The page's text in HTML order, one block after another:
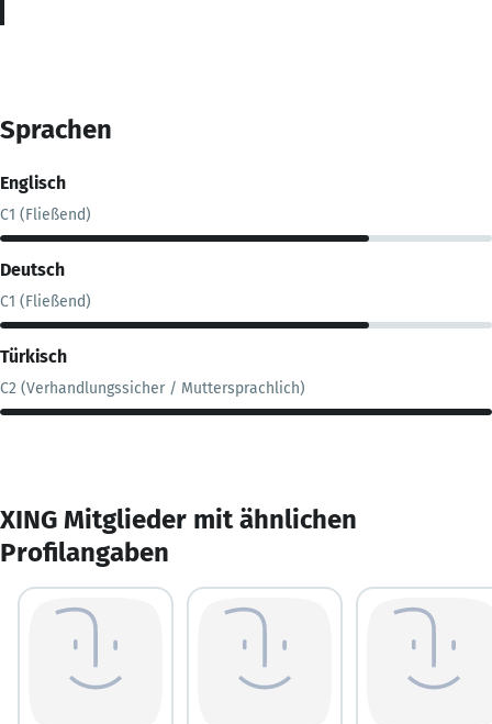
Sprachen
Englisch
C1 (Fließend)
Deutsch
C1 (Fließend)
Türkisch
C2 (Verhandlungssicher / Muttersprachlich)
XING Mitglieder mit ähnlichen
Profilangaben